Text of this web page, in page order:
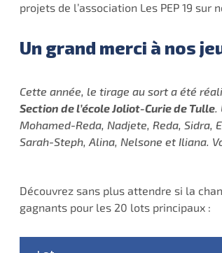
projets de l’association Les PEP 19 sur
Un grand merci à nos
Cette année, le tirage au sort a été
Section de l’école Joliot-Curie de Tulle.
Mohamed-Reda, Nadjete, Reda, Sidra,
Sarah-Steph, Alina, Nelsone et Iliana.
Découvrez sans plus attendre si la
gagnants pour les 20 lots principaux :